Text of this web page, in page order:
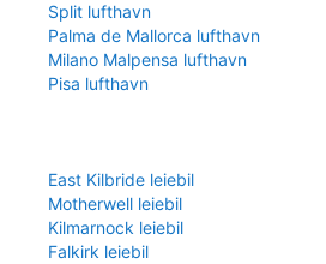
Split lufthavn
Palma de Mallorca lufthavn
Milano Malpensa lufthavn
Pisa lufthavn
East Kilbride leiebil
Motherwell leiebil
Kilmarnock leiebil
Falkirk leiebil